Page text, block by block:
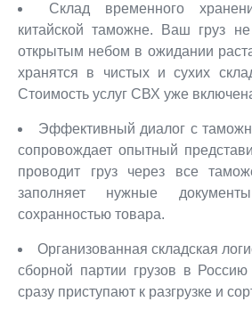
Склад временного
китайской таможне. Ваш груз
открытым небом в ожидании
хранятся в чистых и сухих
Стоимость услуг СВХ уже
Эффективный диалог с
сопровождает опытный
проводит груз через все
заполняет нужные
сохранностью товара.
Организованная складская
сборной партии грузов в Россию
сразу приступают к разгрузке и